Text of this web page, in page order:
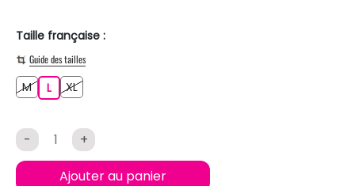
Taille française :
Guide des tailles
MM LL XLXL
- +
Ajouter au panier